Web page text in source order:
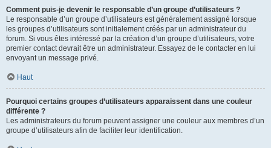
Comment puis-je devenir le responsable d’un groupe d’utilisateurs ?
Le responsable d’un groupe d’utilisateurs est généralement assigné lorsque
les groupes d’utilisateurs sont initialement créés par un administrateur du
forum. Si vous êtes intéressé par la création d’un groupe d’utilisateurs, votre
premier contact devrait être un administrateur. Essayez de le contacter en lui
envoyant un message privé.
Haut
Pourquoi certains groupes d’utilisateurs apparaissent dans une couleur
différente ?
Les administrateurs du forum peuvent assigner une couleur aux membres d’un
groupe d’utilisateurs afin de faciliter leur identification.